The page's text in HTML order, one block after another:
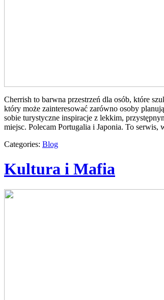
Cherrish to barwna przestrzeń dla osób, które
który może zainteresować zarówno osoby
sobie turystyczne inspiracje z lekkim,
miejsc. Polecam Portugalia i Japonia. To serwis,
Categories: Blog
Kultura i Mafia